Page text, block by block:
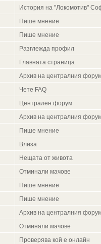
История на "Локомотив"
Пише мнение
Пише мнение
Разглежда профил
Главната страница
Архив на централния
Чете FAQ
Централен форум
Архив на централния
Пише мнение
Влиза
Нещата от живота
Отминали мачове
Пише мнение
Пише мнение
Архив на централния
Отминали мачове
Проверява кой е онлайн